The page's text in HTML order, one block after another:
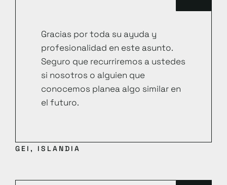
Gracias por toda su ayuda y
profesionalidad en este asunto.
Seguro que recurriremos a ustedes
si nosotros o alguien que
conocemos planea algo similar en
el futuro.
GEI, ISLANDIA